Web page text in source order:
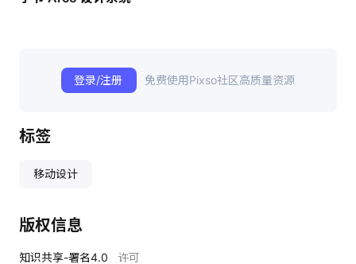
登录/注册 免费使用Pixso社区高质量资源
标签
移动设计
版权信息
知识共享-署名4.0 许可